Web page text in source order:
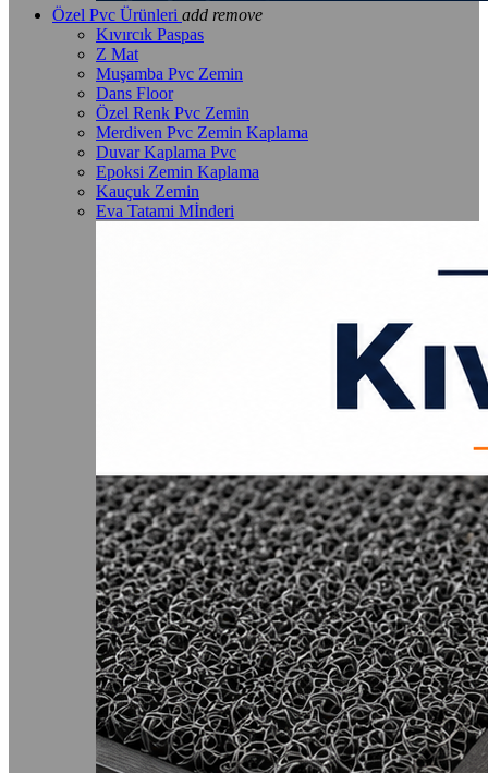
Özel Pvc Ürünleri add remove
Kıvırcık Paspas
Z Mat
Muşamba Pvc Zemin
Dans Floor
Özel Renk Pvc Zemin
Merdiven Pvc Zemin Kaplama
Duvar Kaplama Pvc
Epoksi Zemin Kaplama
Kauçuk Zemin
Eva Tatami Mİnderi